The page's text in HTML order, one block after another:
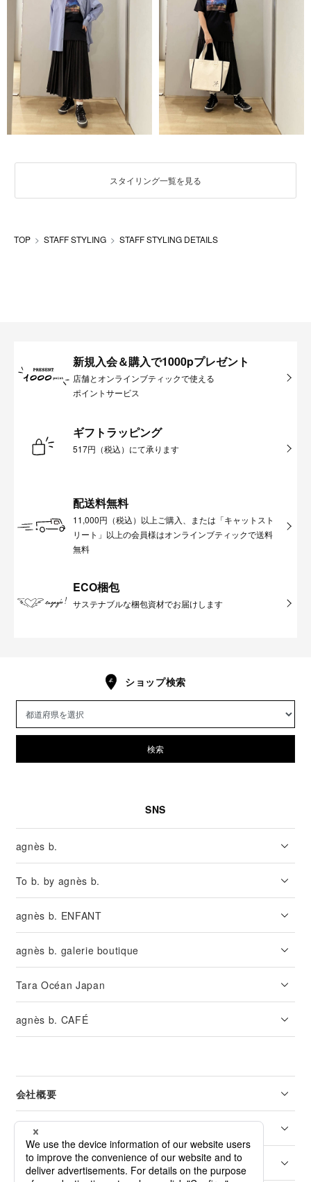
スタイリング一覧を見る
TOP STAFF STYLING STAFF STYLING DETAILS
新規入会＆購入で1000pプレゼント
店舗とオンラインブティックで使える
ポイントサービス
ギフトラッピング
517円（税込）にて承ります
配送料無料
11,000円（税込）以上ご購入、または「キャットスト
リート」以上の会員様はオンラインブティックで送料
無料
ECO梱包
サステナブルな梱包資材でお届けします
ショップ検索
検索
SNS
agnès b.
To b. by agnès b.
agnès b. ENFANT
agnès b. galerie boutique
Tara Océan Japan
agnès b. CAFÉ
会社概要
リーガル
カスタマーサービス